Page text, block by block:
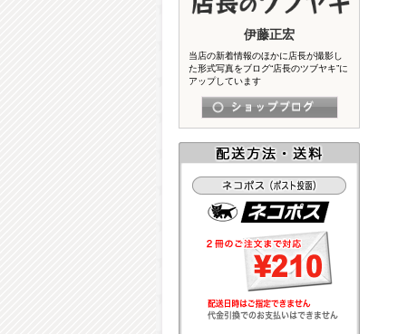
伊藤正宏
当店の新着情報のほかに店長が撮影し
た形式写真をブログ“店長のツブヤキ”に
アップしています